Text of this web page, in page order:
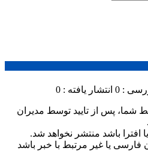
: 0 انتشار یافته : 0
پس از تایید توسط مدیران
افترا باشد منتشر نخواهد شد.
فارسی یا غیر مرتبط با خبر باشد